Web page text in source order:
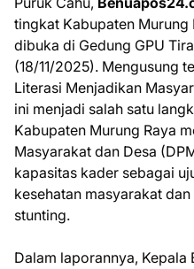
tingkat Kabupaten Murung
dibuka di Gedung GPU
(18/11/2025). Mengusung
Literasi Menjadikan
ini menjadi salah satu
Kabupaten Murung Raya
Masyarakat dan Desa
kapasitas kader sebagai
kesehatan masyarakat
stunting.
Dalam laporannya, Kepala